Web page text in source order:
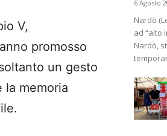
V,
promosso
un gesto
la memoria
6 Agosto
Nardò
ad “alto
Nardò,